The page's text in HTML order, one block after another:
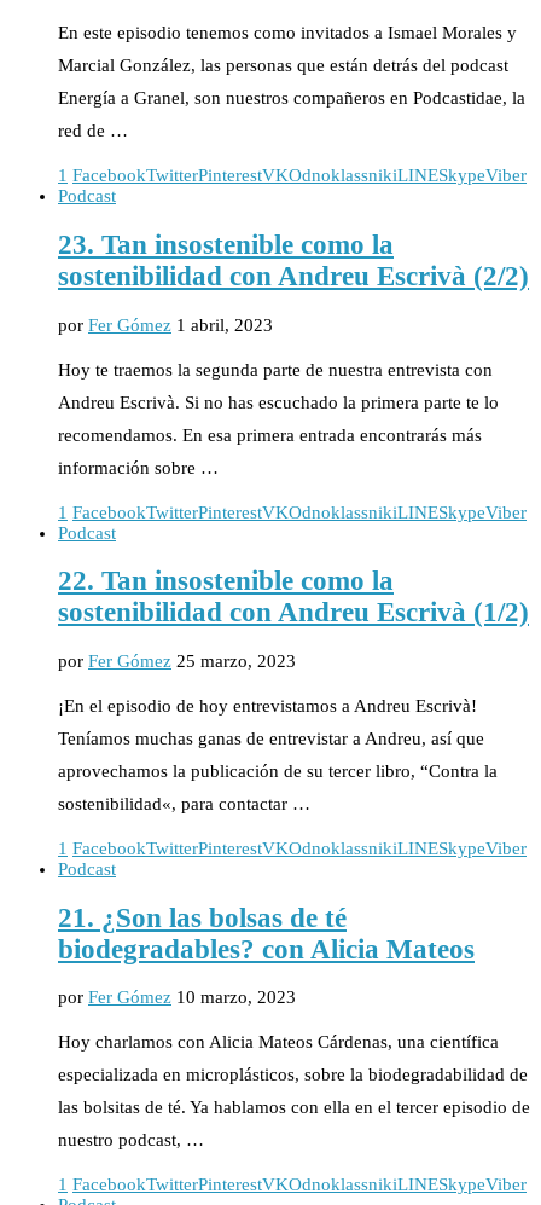
En este episodio tenemos como invitados a Ismael Morales y
Marcial González, las personas que están detrás del podcast
Energía a Granel, son nuestros compañeros en Podcastidae, la
red de …
1 FacebookTwitterPinterestVKOdnoklassnikiLINESkypeViber
Podcast
23. Tan insostenible como la
sostenibilidad con Andreu Escrivà (2/2)
por Fer Gómez 1 abril, 2023
Hoy te traemos la segunda parte de nuestra entrevista con
Andreu Escrivà. Si no has escuchado la primera parte te lo
recomendamos. En esa primera entrada encontrarás más
información sobre …
1 FacebookTwitterPinterestVKOdnoklassnikiLINESkypeViber
Podcast
22. Tan insostenible como la
sostenibilidad con Andreu Escrivà (1/2)
por Fer Gómez 25 marzo, 2023
¡En el episodio de hoy entrevistamos a Andreu Escrivà!
Teníamos muchas ganas de entrevistar a Andreu, así que
aprovechamos la publicación de su tercer libro, “Contra la
sostenibilidad«, para contactar …
1 FacebookTwitterPinterestVKOdnoklassnikiLINESkypeViber
Podcast
21. ¿Son las bolsas de té
biodegradables? con Alicia Mateos
por Fer Gómez 10 marzo, 2023
Hoy charlamos con Alicia Mateos Cárdenas, una científica
especializada en microplásticos, sobre la biodegradabilidad de
las bolsitas de té. Ya hablamos con ella en el tercer episodio de
nuestro podcast, …
1 FacebookTwitterPinterestVKOdnoklassnikiLINESkypeViber